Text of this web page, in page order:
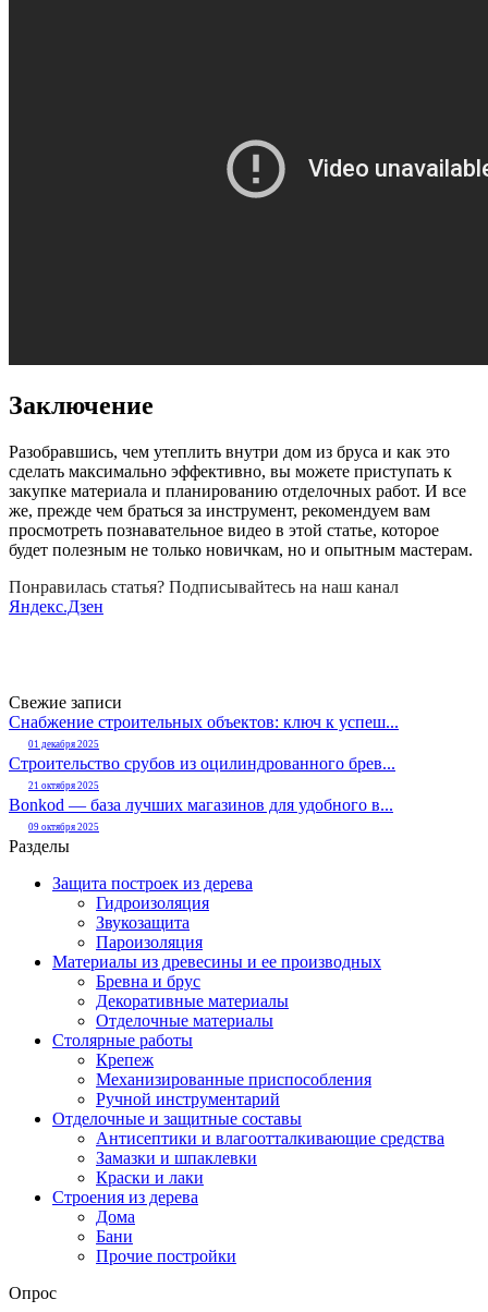
Заключение
Разобравшись, чем утеплить внутри дом из бруса и как это
сделать максимально эффективно, вы можете приступать к
закупке материала и планированию отделочных работ. И все
же, прежде чем браться за инструмент, рекомендуем вам
просмотреть познавательное видео в этой статье, которое
будет полезным не только новичкам, но и опытным мастерам.
Понравилась статья? Подписывайтесь на наш канал
Яндекс.Дзен
Свежие записи
Снабжение строительных объектов: ключ к успеш...
01 декабря 2025
Строительство срубов из оцилиндрованного брев...
21 октября 2025
Bonkod — база лучших магазинов для удобного в...
09 октября 2025
Разделы
Защита построек из дерева
Гидроизоляция
Звукозащита
Пароизоляция
Материалы из древесины и ее производных
Бревна и брус
Декоративные материалы
Отделочные материалы
Столярные работы
Крепеж
Механизированные приспособления
Ручной инструментарий
Отделочные и защитные составы
Антисептики и влагоотталкивающие средства
Замазки и шпаклевки
Краски и лаки
Строения из дерева
Дома
Бани
Прочие постройки
Опрос